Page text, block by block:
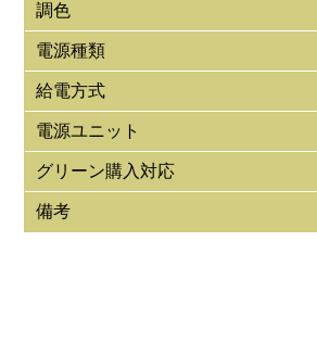
調色
電源種類
給電方式
電源ユニット
グリーン購入対応
備考